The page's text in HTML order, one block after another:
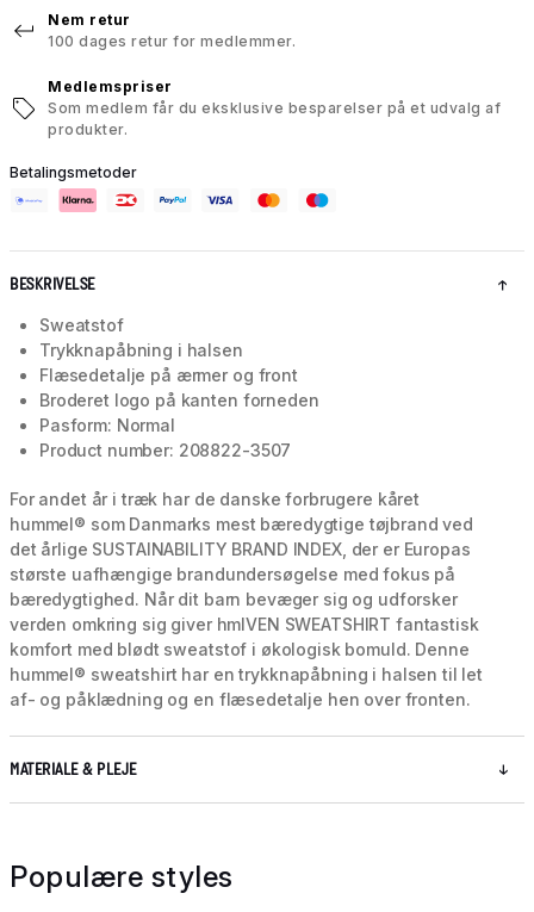
Nem retur
100 dages retur for medlemmer.
Medlemspriser
Som medlem får du eksklusive besparelser på et udvalg af
produkter.
Betalingsmetoder
BESKRIVELSE
Sweatstof
Trykknapåbning i halsen
Flæsedetalje på ærmer og front
Broderet logo på kanten forneden
Pasform: Normal
Product number: 208822-3507
For andet år i træk har de danske forbrugere kåret
hummel® som Danmarks mest bæredygtige tøjbrand ved
det årlige SUSTAINABILITY BRAND INDEX, der er Europas
største uafhængige brandundersøgelse med fokus på
bæredygtighed. Når dit barn bevæger sig og udforsker
verden omkring sig giver hmlVEN SWEATSHIRT fantastisk
komfort med blødt sweatstof i økologisk bomuld. Denne
hummel® sweatshirt har en trykknapåbning i halsen til let
af- og påklædning og en flæsedetalje hen over fronten.
MATERIALE & PLEJE
Populære styles